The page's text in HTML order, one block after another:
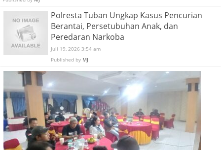
Polresta Tuban Ungkap Kasus Pencurian
Berantai, Persetubuhan Anak, dan
Peredaran Narkoba
Juli 19, 2026 3:54 am
Published by MJ